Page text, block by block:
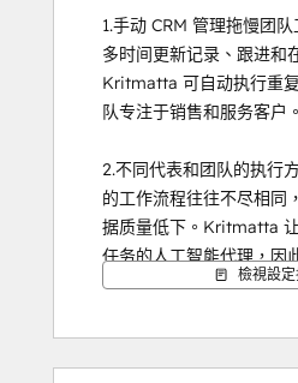
1.手动 CRM 管理拖慢团
多时间更新记录、跟进和
Kritmatta 可自动执行重
队专注于销售和服务客户。
2.不同代表和团队的执行
的工作流程往往不尽相同
据质量低下。Kritmatta
任务的人工智能代理，因
次都能稳定可靠地运行。
3.对客户和管道信号的响
忙碌时，很容易错过联系
檢視設